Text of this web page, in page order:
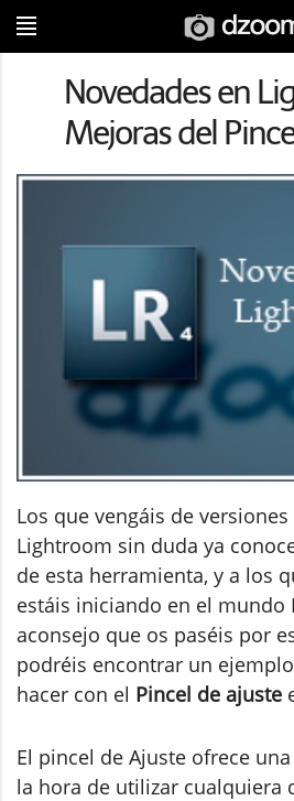
Novedades en
Mejoras del
Los que vengáis de
Lightroom sin duda ya
de esta herramienta, y a los
estáis iniciando en el mundo
aconsejo que os paséis por
podréis encontrar un
hacer con el Pincel de ajuste
El pincel de Ajuste ofrece
la hora de utilizar cualquiera